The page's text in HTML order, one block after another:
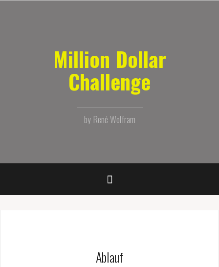
Million Dollar
Challenge
by René Wolfram
Ablauf